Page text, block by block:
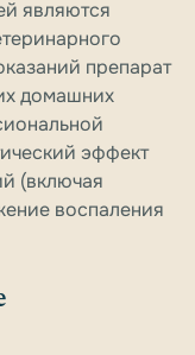
являются
препарат
домашних
эффект
(включая
воспаления